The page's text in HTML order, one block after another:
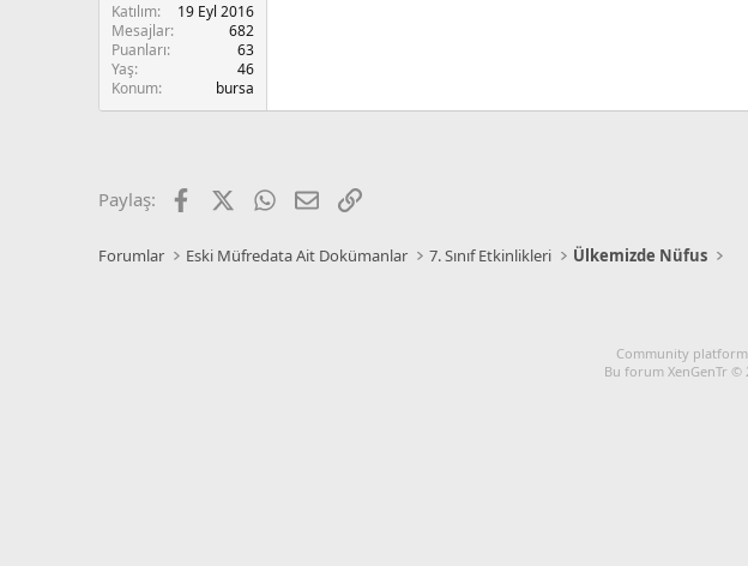
Katılım
19 Eyl 2016
Mesajlar
682
Puanları
63
Yaş
46
Konum
bursa
Paylaş: Facebook WhatsApp
E-postaLink
Forumlar Eski Müfredata Ait Dokümanlar 7. Sınıf Etkinlikleri Ülkemizde Nüfus
Community
Bu forum XenGenTr